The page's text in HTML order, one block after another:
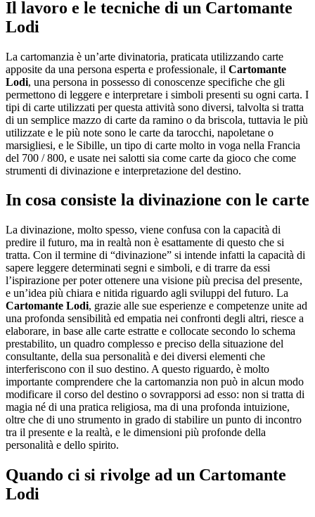
Il lavoro e le tecniche di un Cartomante
Lodi
La cartomanzia è un’arte divinatoria, praticata utilizzando carte
apposite da una persona esperta e professionale, il Cartomante
Lodi, una persona in possesso di conoscenze specifiche che gli
permettono di leggere e interpretare i simboli presenti su ogni carta. I
tipi di carte utilizzati per questa attività sono diversi, talvolta si tratta
di un semplice mazzo di carte da ramino o da briscola, tuttavia le più
utilizzate e le più note sono le carte da tarocchi, napoletane o
marsigliesi, e le Sibille, un tipo di carte molto in voga nella Francia
del 700 / 800, e usate nei salotti sia come carte da gioco che come
strumenti di divinazione e interpretazione del destino.
In cosa consiste la divinazione con le carte
La divinazione, molto spesso, viene confusa con la capacità di
predire il futuro, ma in realtà non è esattamente di questo che si
tratta. Con il termine di “divinazione” si intende infatti la capacità di
sapere leggere determinati segni e simboli, e di trarre da essi
l’ispirazione per poter ottenere una visione più precisa del presente,
e un’idea più chiara e nitida riguardo agli sviluppi del futuro. La
Cartomante Lodi, grazie alle sue esperienze e competenze unite ad
una profonda sensibilità ed empatia nei confronti degli altri, riesce a
elaborare, in base alle carte estratte e collocate secondo lo schema
prestabilito, un quadro complesso e preciso della situazione del
consultante, della sua personalità e dei diversi elementi che
interferiscono con il suo destino. A questo riguardo, è molto
importante comprendere che la cartomanzia non può in alcun modo
modificare il corso del destino o sovrapporsi ad esso: non si tratta di
magia né di una pratica religiosa, ma di una profonda intuizione,
oltre che di uno strumento in grado di stabilire un punto di incontro
tra il presente e la realtà, e le dimensioni più profonde della
personalità e dello spirito.
Quando ci si rivolge ad un Cartomante
Lodi